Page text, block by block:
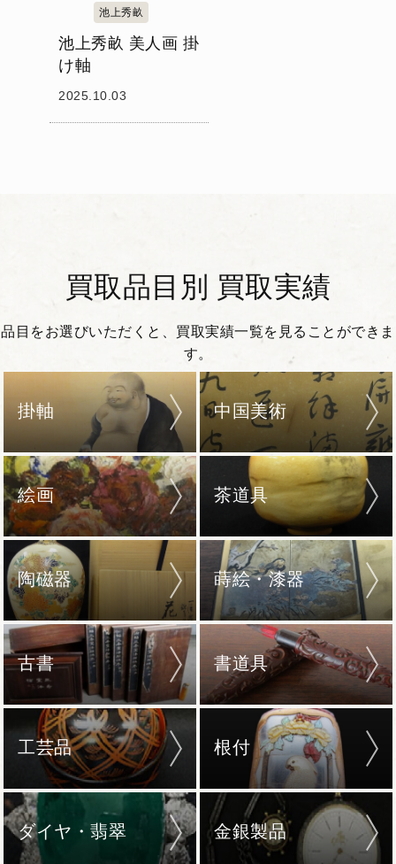
池上秀畝
池上秀畝 美人画 掛
け軸
2025.10.03
買取品目別 買取実績
品目をお選びいただくと、買取実績一覧を見ることができま
す。
掛軸 中国美術
絵画 茶道具
陶磁器 蒔絵・漆器
古書 書道具
工芸品 根付
ダイヤ・翡翠 金銀製品